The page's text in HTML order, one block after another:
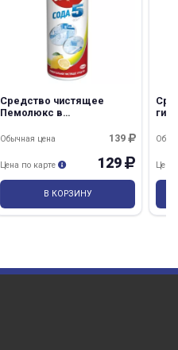
Средство чистящее
Пемолюкс в
0,48кг/16
139
Обычная цена
129
Цена по карте
В КОРЗИНУ
Цена